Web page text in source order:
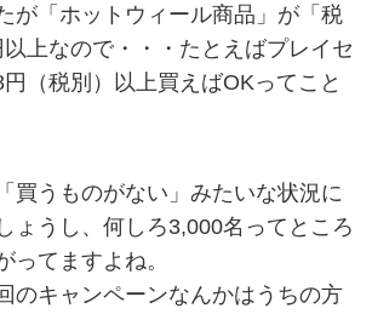
が「ホットウィール商品」が「税
上なので・・・たとえばプレイセ
（税別）以上買えばOKってこと
買うものがない」みたいな状況に
ょうし、何しろ3,000名ってところ
ってますよね。
のキャンペーンなんかはうちの方